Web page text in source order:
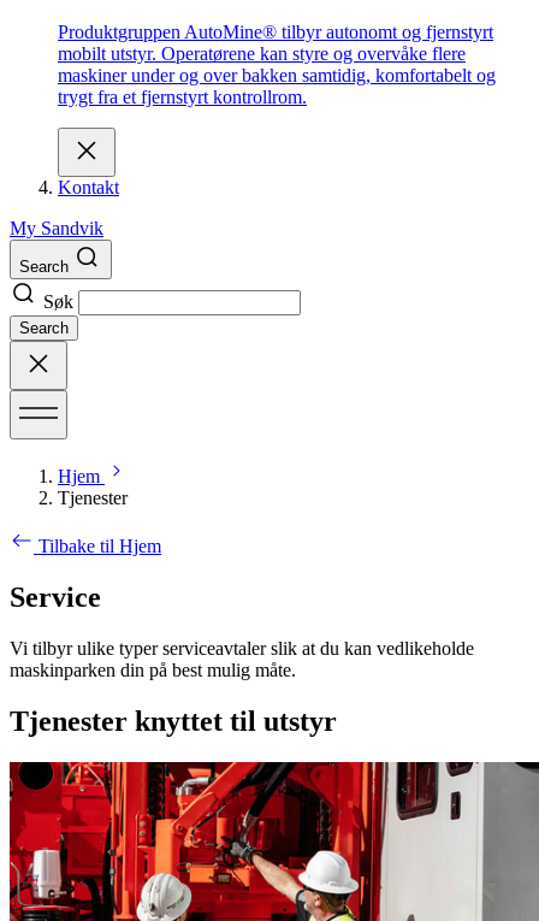
Produktgruppen AutoMine® tilbyr autonomt og fjernstyrt
mobilt utstyr. Operatørene kan styre og overvåke flere
maskiner under og over bakken samtidig, komfortabelt og
trygt fra et fjernstyrt kontrollrom.
Kontakt
My Sandvik
Search
Søk
Search
Hjem
Tjenester
Tilbake til Hjem
Service
Vi tilbyr ulike typer serviceavtalerslik at du kan vedlikeholde
maskinparken din på best mulig måte.
Tjenester knyttet til utstyr